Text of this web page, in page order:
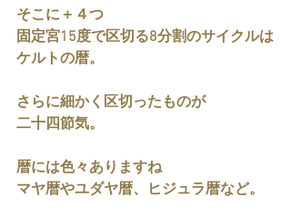
そこに＋４つ
固定宮15度で区切る8分割のサイクルは
ケルトの暦。
さらに細かく区切ったものが
二十四節気。
暦には色々ありますね
マヤ暦やユダヤ暦、ヒジュラ暦など。